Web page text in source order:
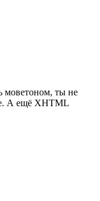
моветоном, ты не
А ещё XHTML